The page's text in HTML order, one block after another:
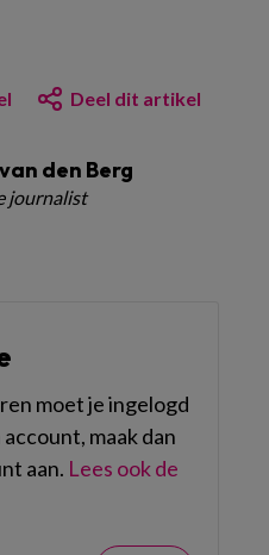
Deel dit artikel
den Berg
journalist
moet je ingelogd
maak dan
aan. Lees ook de